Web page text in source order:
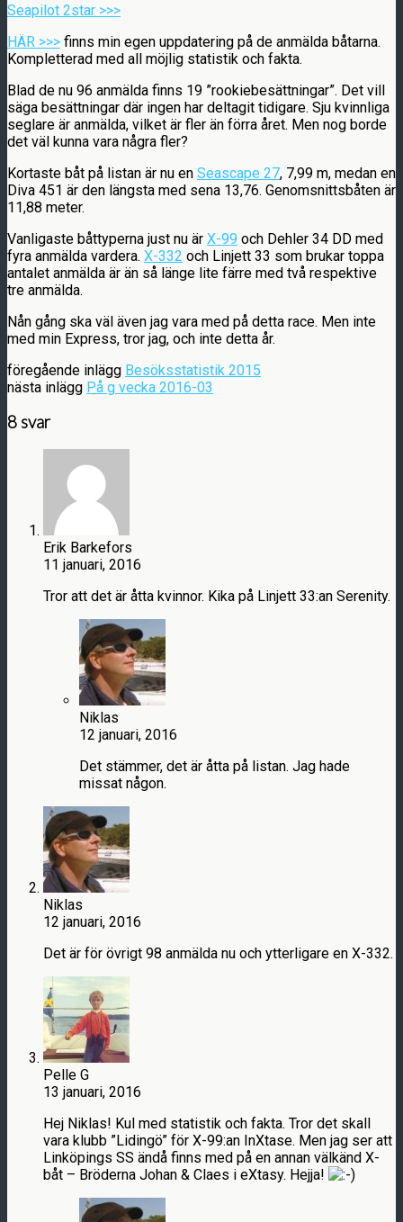
Seapilot 2star >>>
HÄR >>> finns min egen uppdatering på de anmälda båtarna.
Kompletterad med all möjlig statistik och fakta.
Blad de nu 96 anmälda finns 19 ”rookiebesättningar”. Det vill
säga besättningar där ingen har deltagit tidigare. Sju kvinnliga
seglare är anmälda, vilket är fler än förra året. Men nog borde
det väl kunna vara några fler?
Kortaste båt på listan är nu en Seascape 27, 7,99 m, medan en
Diva 451 är den längsta med sena 13,76. Genomsnittsbåten är
11,88 meter.
Vanligaste båttyperna just nu är X-99 och Dehler 34 DD med
fyra anmälda vardera. X-332 och Linjett 33 som brukar toppa
antalet anmälda är än så länge lite färre med två respektive
tre anmälda.
Nån gång ska väl även jag vara med på detta race. Men inte
med min Express, tror jag, och inte detta år.
föregående inlägg Besöksstatistik 2015
nästa inlägg På g vecka 2016-03
8 svar
Erik Barkefors
11 januari, 2016
Tror att det är åtta kvinnor. Kika på Linjett 33:an Serenity.
Niklas
12 januari, 2016
Det stämmer, det är åtta på listan. Jag hade
missat någon.
Niklas
12 januari, 2016
Det är för övrigt 98 anmälda nu och ytterligare en X-332.
Pelle G
13 januari, 2016
Hej Niklas! Kul med statistik och fakta. Tror det skall
vara klubb ”Lidingö” för X-99:an InXtase. Men jag ser att
Linköpings SS ändå finns med på en annan välkänd X-
båt – Bröderna Johan & Claes i eXtasy. Hejja!